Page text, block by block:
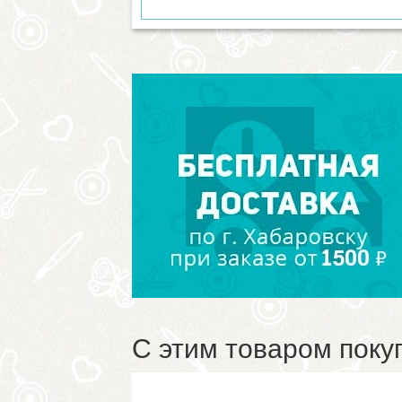
С этим товаром